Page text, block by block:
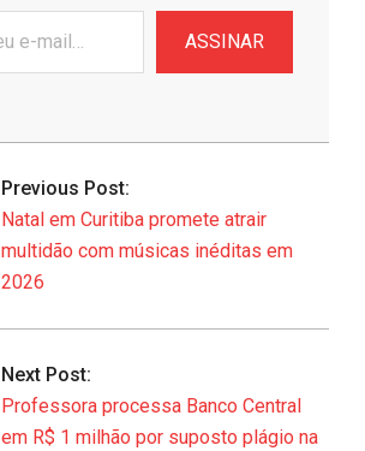
ASSINAR
Previous Post:
Natal em Curitiba promete atrair
multidão com músicas inéditas em
2026
Next Post:
Professora processa Banco Central
em R$ 1 milhão por suposto plágio na